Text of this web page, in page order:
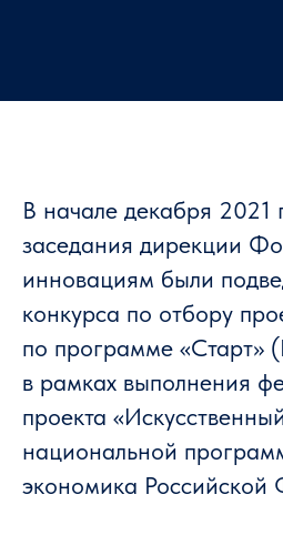
В начале декабря 2021
заседания дирекции
инновациям были
конкурса по отбору
по программе «Старт»
в рамках выполнения
проекта
национальной
экономика Российской